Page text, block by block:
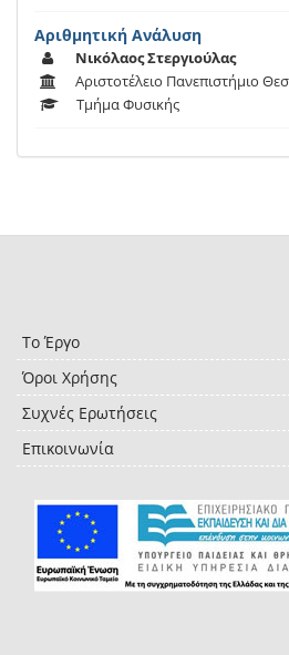
Αριθμητική Ανάλυση
Νικόλαος Στεργιούλας
Αριστοτέλειο Πανεπιστήμιο
Τμήμα Φυσικής
Το Έργο
Όροι Χρήσης
Συχνές Ερωτήσεις
Επικοινωνία